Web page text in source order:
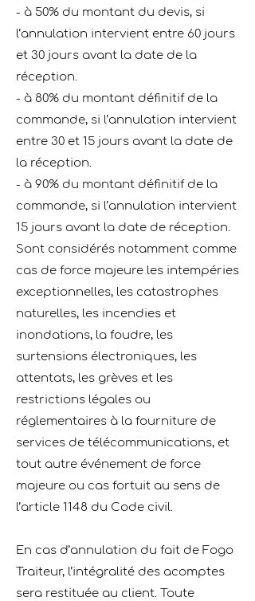
- à 50% du montant du devis, si
l’annulation intervient entre 60 jours
et 30 jours avant la date de la
réception.
- à 80% du montant définitif de la
commande, si l’annulation intervient
entre 30 et 15 jours avant la date de
la réception.
- à 90% du montant définitif de la
commande, si l’annulation intervient
15 jours avant la date de réception.
Sont considérés notamment comme
cas de force majeure les intempéries
exceptionnelles, les catastrophes
naturelles, les incendies et
inondations, la foudre, les
surtensions électroniques, les
attentats, les grèves et les
restrictions légales ou
réglementaires à la fourniture de
services de télécommunications, et
tout autre événement de force
majeure ou cas fortuit au sens de
l’article 1148 du Code civil.
En cas d’annulation du fait de Fogo
Traiteur, l’intégralité des acomptes
sera restituée au client. Toute